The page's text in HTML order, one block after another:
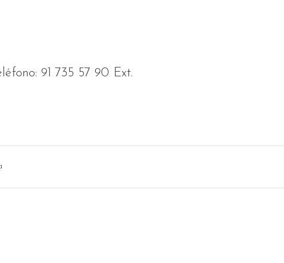
91 735 57 90 Ext.